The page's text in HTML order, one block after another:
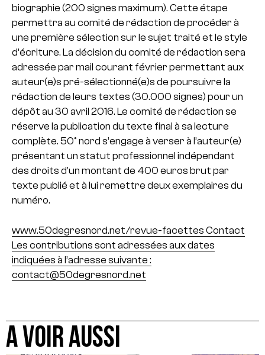
biographie (200 signes maximum). Cette étape
permettra au comité de rédaction de procéder à
une première sélection sur le sujet traité et le style
d’écriture. La décision du comité de rédaction sera
adressée par mail courant février permettant aux
auteur(e)s pré-sélectionné(e)s de poursuivre la
rédaction de leurs textes (30.000 signes) pour un
dépôt au 30 avril 2016. Le comité de rédaction se
réserve la publication du texte final à sa lecture
complète. 50° nord s’engage à verser à l’auteur(e)
présentant un statut professionnel indépendant
des droits d’un montant de 400 euros brut par
texte publié et à lui remettre deux exemplaires du
numéro.
www.50degresnord.net/revue-facettes Contact
Les contributions sont adressées aux dates
indiquées à l’adresse suivante :
contact@50degresnord.net
A VOIR AUSSI